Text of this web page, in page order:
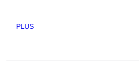
PLUS